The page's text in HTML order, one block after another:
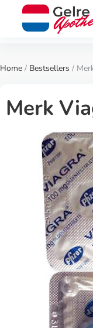
Home / Bestsellers /
Merk